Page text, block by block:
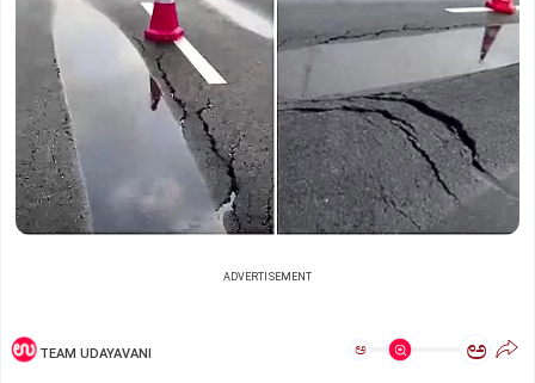
ADVERTISEMENT
TEAM UDAYAVANI ಅ ಅ